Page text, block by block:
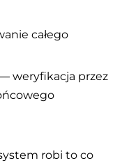
całego
weryfikacja przez
robi to co